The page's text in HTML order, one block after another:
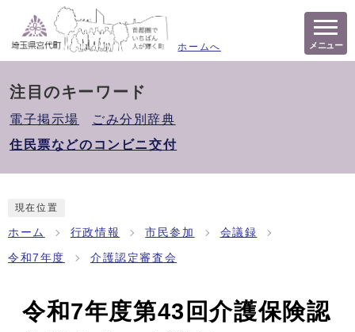
ホームへ メニュー
注目のキーワード
電子掲示場
ごみ分別辞典
住民票などのコンビニ交付
現在位置
ホーム 行政情報 市民参加 会議録
令和7年度 介護認定審査会
令和7年度第43回介護保険認